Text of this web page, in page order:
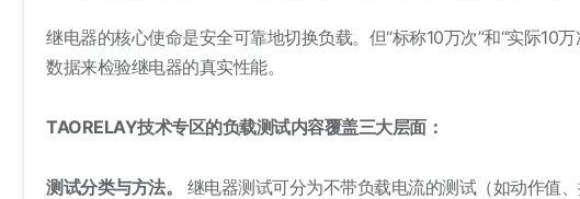
继电器的核心使命是安全可靠地切换负载。但“标称10万次”和“实际10
数据来检验继电器的真实性能。
TAORELAY技术专区的负载测试内容覆盖三大层面：
测试分类与方法。
继电器测试可分为不带负载电流的测试（如动作值